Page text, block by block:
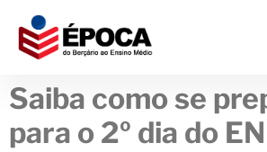
Saiba como se
para o 2º dia do